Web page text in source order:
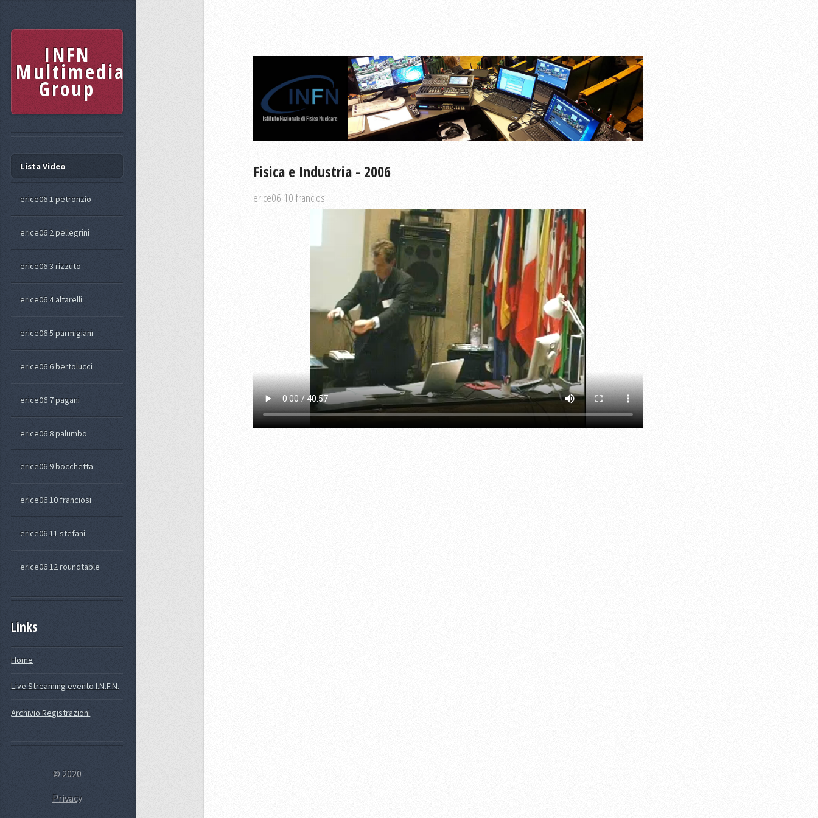
Fisica e Industria - 2006
erice06 10 franciosi
INFN
Multimedia
Group
Lista Video
erice06 1 petronzio
erice06 2 pellegrini
erice06 3 rizzuto
erice06 4 altarelli
erice06 5 parmigiani
erice06 6 bertolucci
erice06 7 pagani
erice06 8 palumbo
erice06 9 bocchetta
erice06 10 franciosi
erice06 11 stefani
erice06 12 roundtable
Links
Home
Live Streaming evento I.N.F.N.
Archivio Registrazioni
© 2020
Privacy